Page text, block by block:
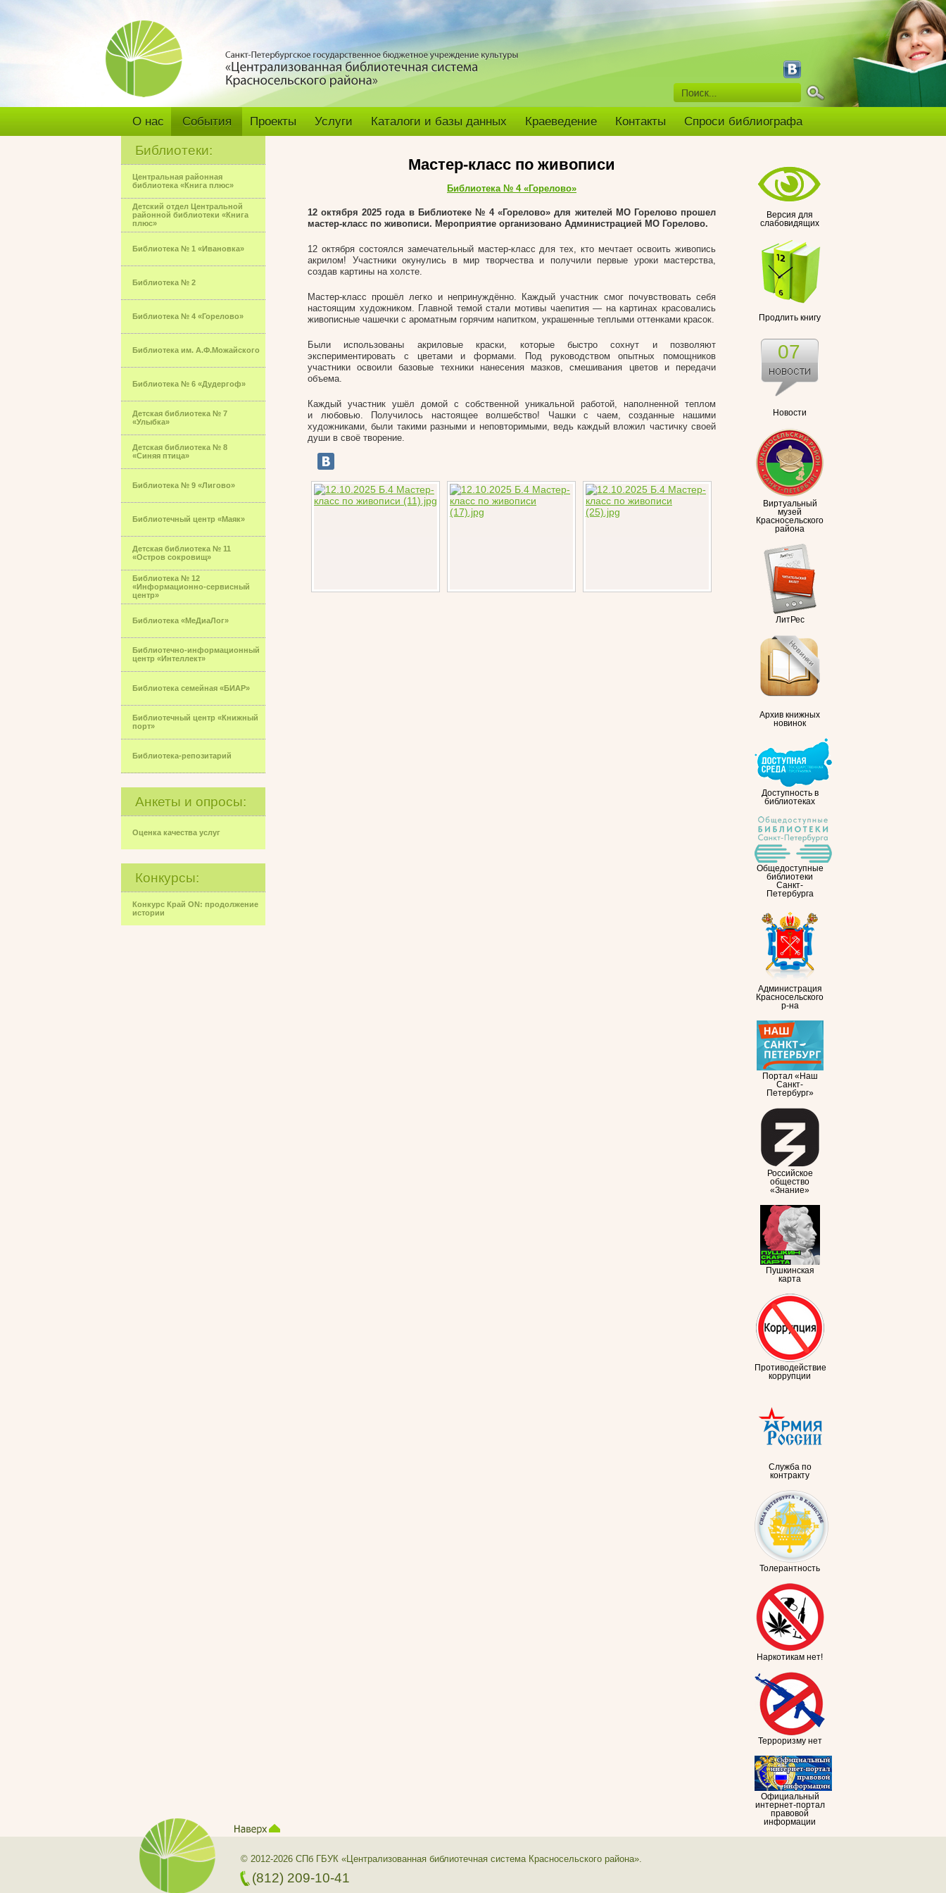
О нас События Проекты Услуги Каталоги и базы данных Краеведение Контакты Спроси библиографа
Библиотеки:
Центральная районная
библиотека «Книга плюс»
Детский отдел Центральной
районной библиотеки «Книга
плюс»
Библиотека № 1 «Ивановка»
Библиотека № 2
Библиотека № 4 «Горелово»
Библиотека им. А.Ф.Можайского
Библиотека № 6 «Дудергоф»
Детская библиотека № 7
«Улыбка»
Детская библиотека № 8
«Синяя птица»
Библиотека № 9 «Лигово»
Библиотечный центр «Маяк»
Детская библиотека № 11
«Остров сокровищ»
Библиотека № 12
«Информационно-сервисный
центр»
Библиотека «МеДиаЛог»
Библиотечно-информационный
центр «Интеллект»
Библиотека семейная «БИАР»
Библиотечный центр «Книжный
порт»
Библиотека-репозитарий
Анкеты и опросы:
Оценка качества услуг
Конкурсы:
Конкурс Край ON: продолжение
истории
Версия для
слабовидящих
Продлить книгу
Новости
07
Виртуальный
музей
Красносельского
района
ЛитРес
Архив книжных
новинок
Доступность в
библиотеках
Общедоступные
библиотеки
Санкт-
Петербурга
Администрация
Красносельского
р-на
Портал «Наш
Санкт-
Петербург»
Российское
общество
«Знание»
Пушкинская
карта
Противодействие
коррупции
Служба по
контракту
Толерантность
Наркотикам нет!
Терроризму нет
Официальный
интернет-портал
правовой
информации
Мастер-класс по живописи
Библиотека № 4 «Горелово»
12 октября 2025 года в Библиотеке № 4 «Горелово» для жителей МО Горелово прошел
мастер-класс по живописи. Мероприятие организовано Администрацией МО Горелово.
12 октября состоялся замечательный мастер-класс для тех, кто мечтает освоить живопись
акрилом! Участники окунулись в мир творчества и получили первые уроки мастерства,
создав картины на холсте.
Мастер-класс прошёл легко и непринуждённо. Каждый участник смог почувствовать себя
настоящим художником. Главной темой стали мотивы чаепития — на картинах красовались
живописные чашечки с ароматным горячим напитком, украшенные теплыми оттенками красок.
Были использованы акриловые краски, которые быстро сохнут и позволяют
экспериментировать с цветами и формами. Под руководством опытных помощников
участники освоили базовые техники нанесения мазков, смешивания цветов и передачи
объема.
Каждый участник ушёл домой с собственной уникальной работой, наполненной теплом
и любовью. Получилось настоящее волшебство! Чашки с чаем, созданные нашими
художниками, были такими разными и неповторимыми, ведь каждый вложил частичку своей
души в своё творение.
© 2012-2026 СПб ГБУК «Централизованная библиотечная система Красносельского района».
(812) 209-10-41